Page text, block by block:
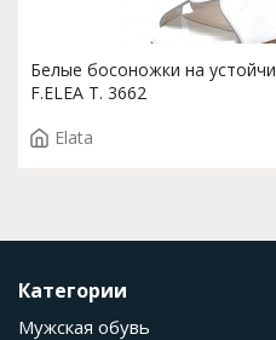
Белые босоножки на
F.ELEA T. 3662
Elata
Категории
Мужская обувь